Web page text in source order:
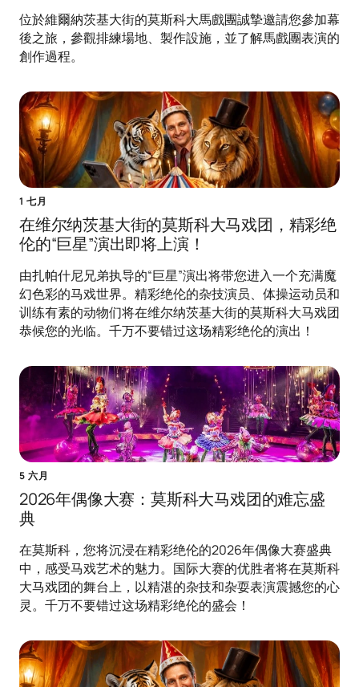
位於維爾納茨基大街的莫斯科大馬戲團誠摯邀請您參加幕
後之旅，參觀排練場地、製作設施，並了解馬戲團表演的
創作過程。
1 七月
在维尔纳茨基大街的莫斯科大马戏团，精彩绝
伦的“巨星”演出即将上演！
由扎帕什尼兄弟执导的“巨星”演出将带您进入一个充满魔
幻色彩的马戏世界。精彩绝伦的杂技演员、体操运动员和
训练有素的动物们将在维尔纳茨基大街的莫斯科大马戏团
恭候您的光临。千万不要错过这场精彩绝伦的演出！
5 六月
2026年偶像大赛：莫斯科大马戏团的难忘盛
典
在莫斯科，您将沉浸在精彩绝伦的2026年偶像大赛盛典
中，感受马戏艺术的魅力。国际大赛的优胜者将在莫斯科
大马戏团的舞台上，以精湛的杂技和杂耍表演震撼您的心
灵。千万不要错过这场精彩绝伦的盛会！